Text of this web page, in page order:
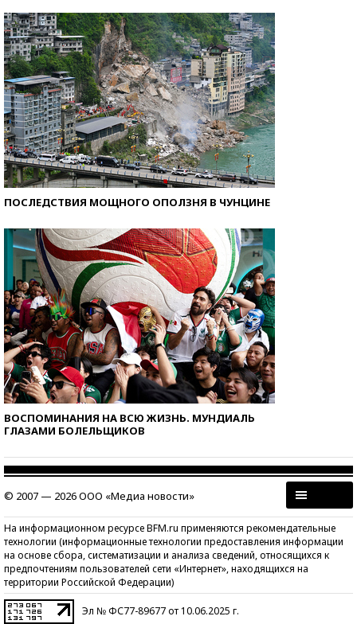
ПОСЛЕДСТВИЯ МОЩНОГО ОПОЛЗНЯ В ЧУНЦИНЕ
ВОСПОМИНАНИЯ НА ВСЮ ЖИЗНЬ. МУНДИАЛЬ
ГЛАЗАМИ БОЛЕЛЬЩИКОВ
© 2007 — 2026 ООО «Медиа новости»
На информационном ресурсе BFM.ru применяются рекомендательные
технологии (информационные технологии предоставления информации
на основе сбора, систематизации и анализа сведений, относящихся к
предпочтениям пользователей сети «Интернет», находящихся на
территории Российской Федерации)
Эл № ФС77-89677 от 10.06.2025 г.